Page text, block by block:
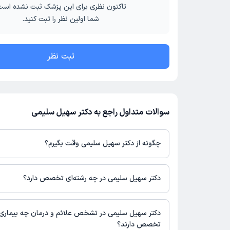
تاکنون نظری برای این پزشک ثبت نشده
شما اولین نظر را ثبت کنید.
ثبت نظر
سوالات متداول راجع به دکتر سهیل سلیمی
چگونه از دکتر سهیل سلیمی وقت بگیرم؟
در صورتی کهدکتر سهیل سلیمیدارای پروفایل فعال و نوبت‌دهی باز
باشند، می‌توانید از طریق این پلتفرم برای دریافت نوبت اقدام کنید.
حضور در مطب، تصاویر پزشک، ساعات کاری و سایر اطلاعات مرتبط
نوبت‌گیری ممکن است در پروفایل ایشان در دکترتو در دسترس باشد
دکتر سهیل سلیمی در چه رشته‌ای تخصص دارد؟
دکتر سهیل سلیمی در رشته‌های زیر (پزشکی) تخصص دارند:
طب کار
عمومی
دکتر سهیل سلیمی در تشخص علائم و درمان چه
تخصص دارند؟